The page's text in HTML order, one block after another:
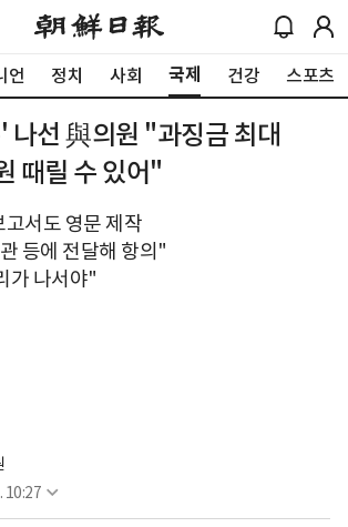
언 정치 사회 국제 건강 스포츠
나선 與의원 "과징금 최대
때릴 수 있어"
서도 영문 제작
등에 전달해 항의"
가 나서야"
10:27